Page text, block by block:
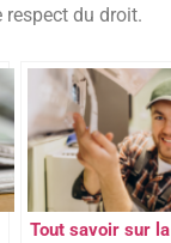
respect du droit.
Tout savoir sur la